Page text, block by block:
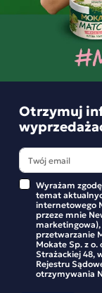
Herbatka
i granatem
Herbatki
sytuacji: na
świetnie
Opinie o
BĄDŹ
Podobne
Otrzymuj
Wyrażam
temat
internetowego
przeze mnie
przetwarzanie
Mokate Sp. z o.
Strażackiej 48,
Rejestru
otrzymywania